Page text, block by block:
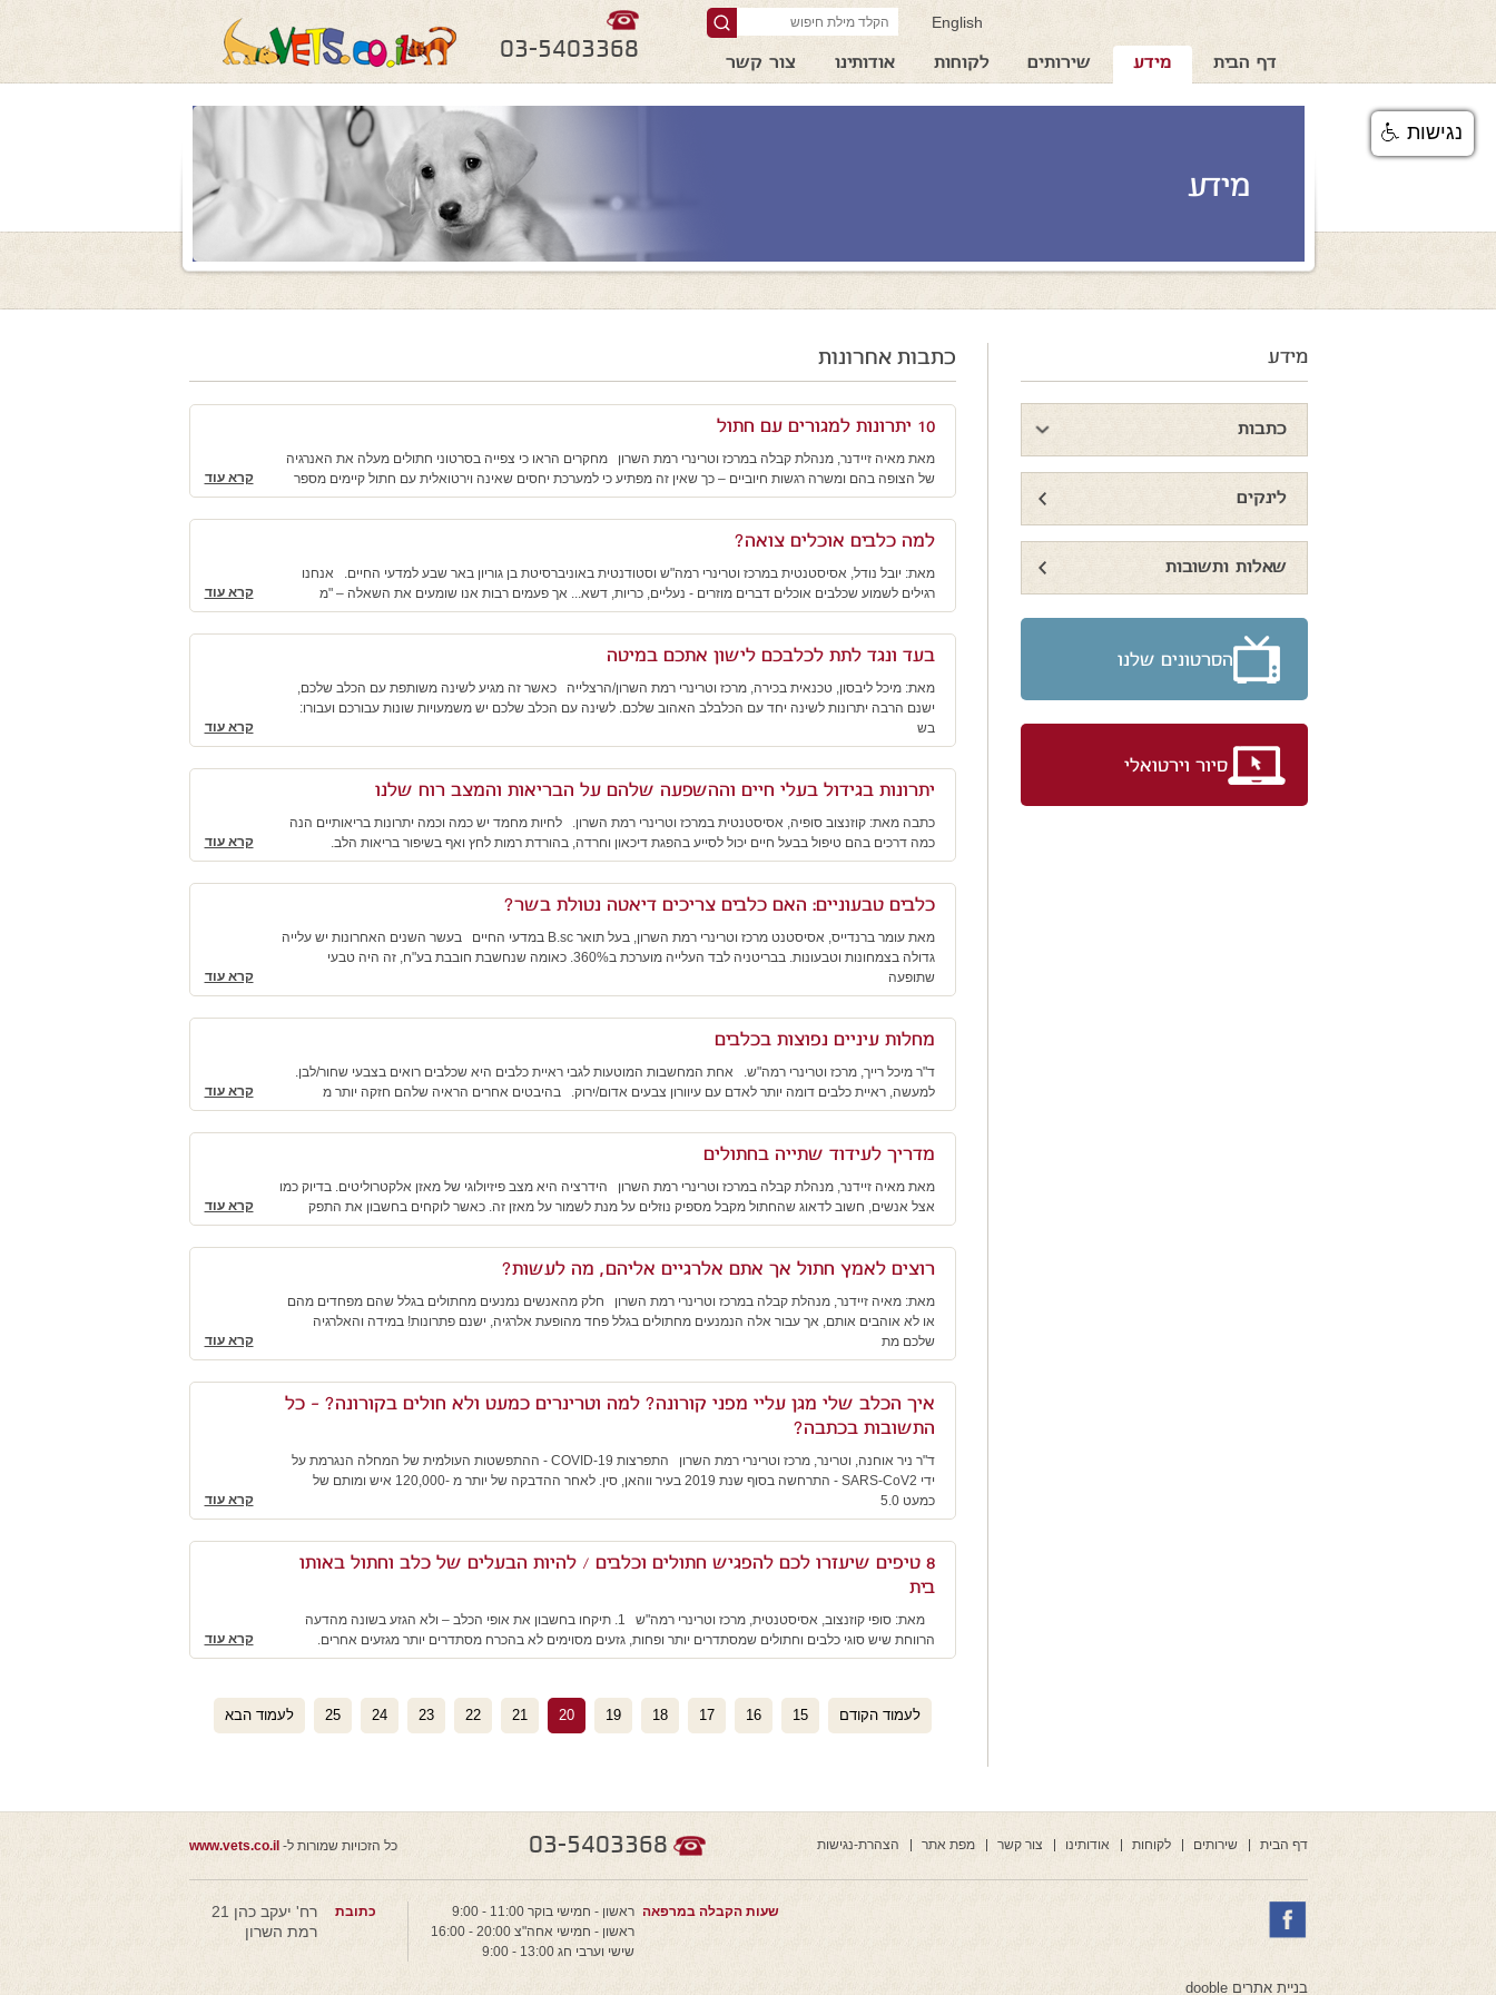
English
דף הבית מידע שירותים לקוחות אודותינו צור קשר
03-5403368
מידע
מידע
כתבות
לינקים
שאלות ותשובות
הסרטונים שלנו
סיור וירטואלי
כתבות אחרונות
10 יתרונות למגורים עם חתול
מאת מאיה זיידנר, מנהלת קבלה במרכז וטרינרי רמת השרון מחקרים הראו כי צפייה בסרטוני חתולים מעלה את האנרגיה
של הצופה בהם ומשרה רגשות חיוביים – כך שאין זה מפתיע כי למערכת יחסים שאינה וירטואלית עם חתול קיימים מספר
קרא עוד
למה כלבים אוכלים צואה?
מאת: יובל נודל, אסיסטנטית במרכז וטרינרי רמה"ש וסטודנטית באוניברסיטת בן גוריון באר שבע למדעי החיים. אנחנו
רגילים לשמוע שכלבים אוכלים דברים מוזרים - נעליים, כריות, דשא... אך פעמים רבות אנו שומעים את השאלה – "מ
קרא עוד
בעד ונגד לתת לכלבכם לישון אתכם במיטה
מאת: מיכל ליבסון, טכנאית בכירה, מרכז וטרינרי רמת השרון/הרצלייה כאשר זה מגיע לשינה משותפת עם הכלב שלכם,
ישנם הרבה יתרונות לשינה יחד עם הכלבלב האהוב שלכם. לשינה עם הכלב שלכם יש משמעויות שונות עבורכם ועבורו:
בש
קרא עוד
יתרונות בגידול בעלי חיים וההשפעה שלהם על הבריאות והמצב רוח שלנו
כתבה מאת: קוזנצוב סופיה, אסיסטנטית במרכז וטרינרי רמת השרון. לחיות מחמד יש כמה וכמה יתרונות בריאותיים הנה
כמה דרכים בהם טיפול בבעל חיים יכול לסייע בהפגת דיכאון וחרדה, בהורדת רמות לחץ ואף בשיפור בריאות הלב.
קרא עוד
כלבים טבעוניים: האם כלבים צריכים דיאטה נטולת בשר?
מאת עומר ברנדייס, אסיסטנט מרכז וטרינרי רמת השרון, בעל תואר B.sc במדעי החיים בעשר השנים האחרונות יש עלייה
גדולה בצמחונות וטבעונות. בבריטניה לבד העלייה מוערכת ב360%. כאומה שנחשבת חובבת בע"ח, זה היה טבעי
שתופעה
קרא עוד
מחלות עיניים נפוצות בכלבים
ד"ר מיכל רייך, מרכז וטרינרי רמה"ש. אחת המחשבות המוטעות לגבי ראיית כלבים היא שכלבים רואים בצבעי שחור/לבן.
למעשה, ראיית כלבים דומה יותר לאדם עם עיוורון צבעים אדום/ירוק. בהיבטים אחרים הראיה שלהם חזקה יותר מ
קרא עוד
מדריך לעידוד שתייה בחתולים
מאת מאיה זיידנר, מנהלת קבלה במרכז וטרינרי רמת השרון הידרציה היא מצב פיזיולוגי של מאזן אלקטרוליטים. בדיוק כמו
אצל אנשים, חשוב לדאוג שהחתול מקבל מספיק נוזלים על מנת לשמור על מאזן זה. כאשר לוקחים בחשבון את התפק
קרא עוד
רוצים לאמץ חתול אך אתם אלרגיים אליהם, מה לעשות?
מאת: מאיה זיידנר, מנהלת קבלה במרכז וטרינרי רמת השרון חלק מהאנשים נמנעים מחתולים בגלל שהם מפחדים מהם
או לא אוהבים אותם, אך עבור אלה הנמנעים מחתולים בגלל פחד מהופעת אלרגיה, ישנם פתרונות! במידה והאלרגיה
שלכם מת
קרא עוד
איך הכלב שלי מגן עליי מפני קורונה? למה וטרינרים כמעט ולא חולים בקורונה? - כל
התשובות בכתבה?
ד"ר ניר אוחנה, וטרינר, מרכז וטרינרי רמת השרון התפרצות COVID-19 - ההתפשטות העולמית של המחלה הנגרמת על
ידי SARS-CoV2 - התרחשה בסוף שנת 2019 בעיר ווהאן, סין. לאחר ההדבקה של יותר מ -120,000 איש ומותם של
כמעט 5.0
קרא עוד
8 טיפים שיעזרו לכם להפגיש חתולים וכלבים / להיות הבעלים של כלב וחתול באותו
בית
מאת: סופי קוזנצוב, אסיסטנטית, מרכז וטרינרי רמה"ש 1. תיקחו בחשבון את אופי הכלב – ולא הגזע בשונה מהדעה
הרווחת שיש סוגי כלבים וחתולים שמסתדרים יותר ופחות, גזעים מסוימים לא בהכרח מסתדרים יותר מגזעים אחרים.
קרא עוד
לעמוד הקודם 15
16
17
18
19
20
21
22
23
24
25 לעמוד הבא
דף הבית שירותים לקוחות אודותינו צור קשר מפת אתר הצהרת-נגישות 03-5403368 כל הזכויות שמורות ל- www.vets.co.il
שעות הקבלה במרפאה ראשון - חמישי בוקר 11:00 - 9:00
ראשון - חמישי אחה"צ 20:00 - 16:00
שישי וערבי חג 13:00 - 9:00
כתובת
רח' יעקב כהן 21
רמת השרון
בניית אתרים dooble
נגישות